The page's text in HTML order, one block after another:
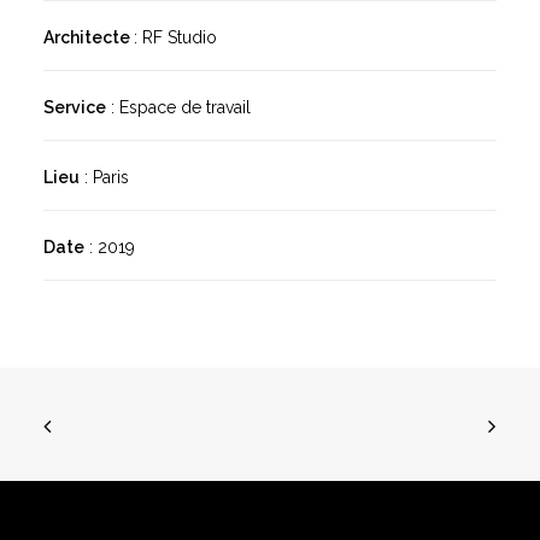
Architecte : RF Studio
Service : Espace de travail
Lieu : Paris
Date : 2019